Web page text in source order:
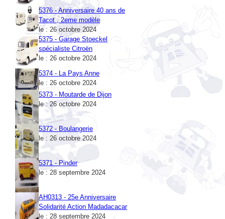
Tacot , 2eme modèle
le : 26 octobre 2024
5375 - Garage Stoeckel
spécialiste Citroën
le : 26 octobre 2024
5374 - La Pays Anne
5373 - Moutarde de Dijon
5372 - Boulangerie
le : 26 octobre 2024
5371 - Pinder
le : 28 septembre 2024
le : 28 septembre 2024
5370 - Bacardi